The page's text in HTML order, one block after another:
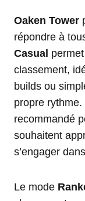
Oaken Tower
répondre à
Casual
classement,
builds ou
propre rythme.
recommandé
souhaitent
s’engager
Le mode